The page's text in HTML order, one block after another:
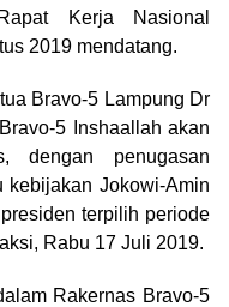
Kerja Nasional
2019 mendatang.
Bravo-5 Lampung Dr
5 Inshaallah akan
dengan penugasan
kebijakan Jokowi-Amin
terpilih periode
Rabu 17 Juli 2019.
Rakernas Bravo-5